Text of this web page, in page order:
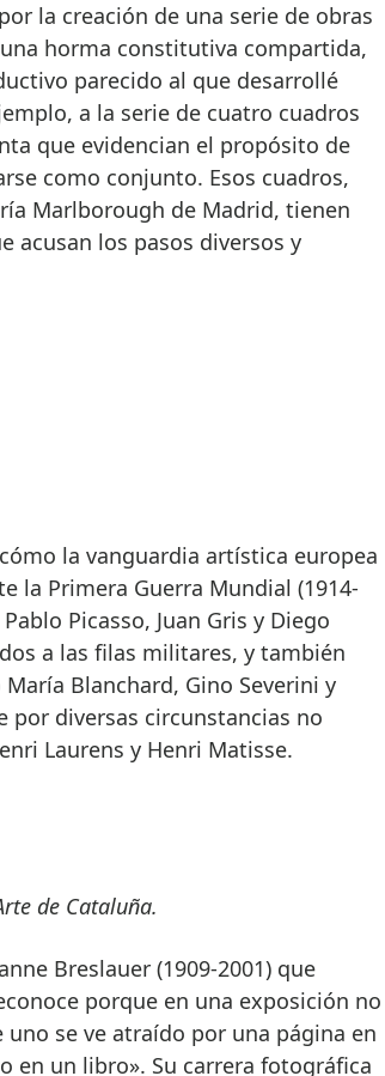
la creación de una serie de obras
horma constitutiva compartida,
parecido al que desarrollé
a la serie de cuatro cuadros
que evidencian el propósito de
como conjunto. Esos cuadros,
Marlborough de Madrid, tienen
acusan los pasos diversos y
la vanguardia artística europea
la Primera Guerra Mundial (1914-
Picasso, Juan Gris y Diego
a las filas militares, y también
Blanchard, Gino Severini y
por diversas circunstancias no
Laurens y Henri Matisse.
de Cataluña.
Breslauer (1909-2001) que
porque en una exposición no
se ve atraído por una página en
en un libro». Su carrera fotográfica